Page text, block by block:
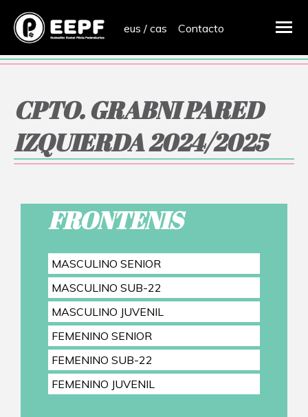
eus / cas Contacto
CPTO. GRABNI PARED
IZQUIERDA 2024/2025
FRONTENIS
MASCULINO SENIOR
MASCULINO SUB-22
MASCULINO JUVENIL
FEMENINO SENIOR
FEMENINO SUB-22
FEMENINO JUVENIL